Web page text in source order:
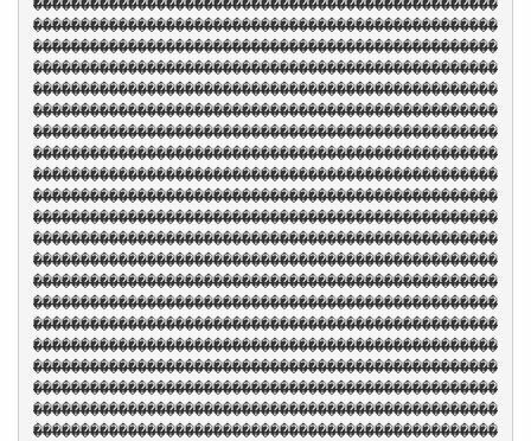
�������������������������������������������������
�������������������������������������������������
�������������������������������������������������
�������������������������������������������������
�������������������������������������������������
�������������������������������������������������
�������������������������������������������������
�������������������������������������������������
�������������������������������������������������
�������������������������������������������������
�������������������������������������������������
�������������������������������������������������
�������������������������������������������������
�������������������������������������������������
�������������������������������������������������
�������������������������������������������������
�������������������������������������������������
�������������������������������������������������
�������������������������������������������������
�������������������������������������������������
�������������������������������������������������